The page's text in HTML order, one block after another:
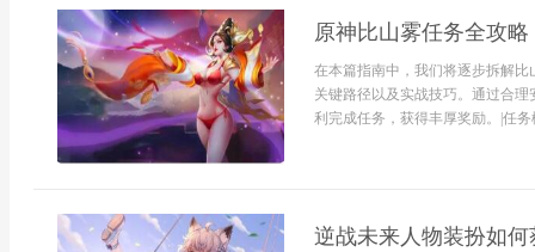
原神比山雾任务全攻
在本篇指南中，我们将逐步拆解
关键路径以及实战技巧。通过合
利完成任务，获得丰厚奖励。|任务
逆战未来人物装扮如